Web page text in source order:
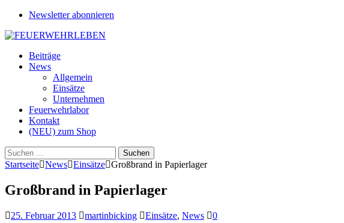
Newsletter abonnieren
Beiträge
News
Allgemein
Einsätze
Unternehmen
Feuerwehrlabor
Kontakt
(NEU) zum Shop
Suchen
nach:
Startseite News Einsätze Großbrand in Papierlager
Großbrand in Papierlager
25. Februar 2013 martinbicking Einsätze, News
0